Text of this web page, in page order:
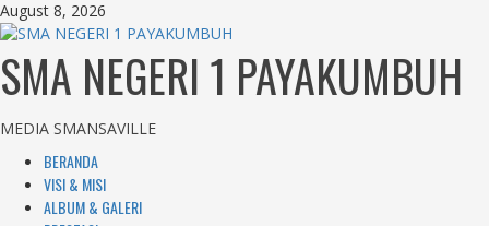
Skip
to
August 8, 2026
SMA NEGERI 1 PAYAKUMBUH
MEDIA SMANSAVILLE
Primary
Menu
BERANDA
VISI & MISI
ALBUM & GALERI